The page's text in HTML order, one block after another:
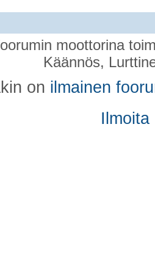
moottorina
Käännös,
on ilmainen